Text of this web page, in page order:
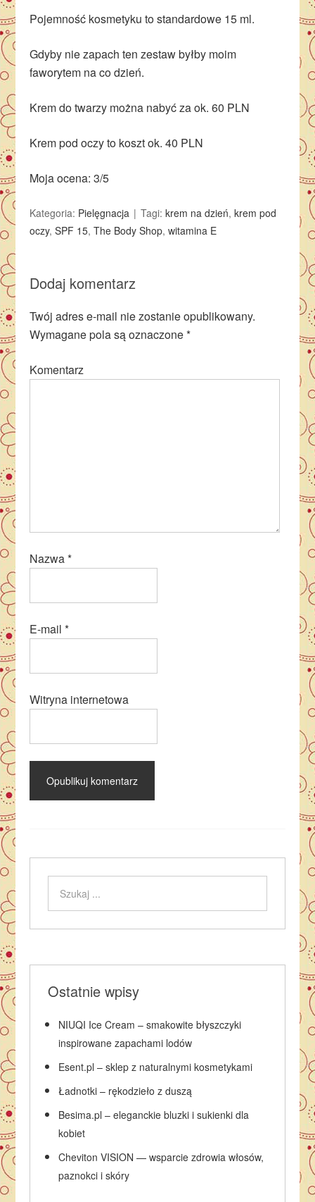
Pojemność kosmetyku to standardowe 15 ml.
Gdyby nie zapach ten zestaw byłby moim
faworytem na co dzień.
Krem do twarzy można nabyć za ok. 60 PLN
Krem pod oczy to koszt ok. 40 PLN
Moja ocena: 3/5
Kategoria: Pielęgnacja Tagi:krem na dzień,krem pod
oczy,SPF 15,The Body Shop,witamina E
Dodaj komentarz
Twój adres e-mail nie zostanie opublikowany.
Wymagane pola są oznaczone*
Komentarz
Nazwa*
E-mail*
Witryna internetowa
Ostatnie wpisy
NIUQI Ice Cream – smakowite błyszczyki
inspirowane zapachami lodów
Esent.pl – sklep z naturalnymi kosmetykami
Ładnotki – rękodzieło z duszą
Besima.pl – eleganckie bluzki i sukienki dla
kobiet
Cheviton VISION — wsparcie zdrowia włosów,
paznokci i skóry